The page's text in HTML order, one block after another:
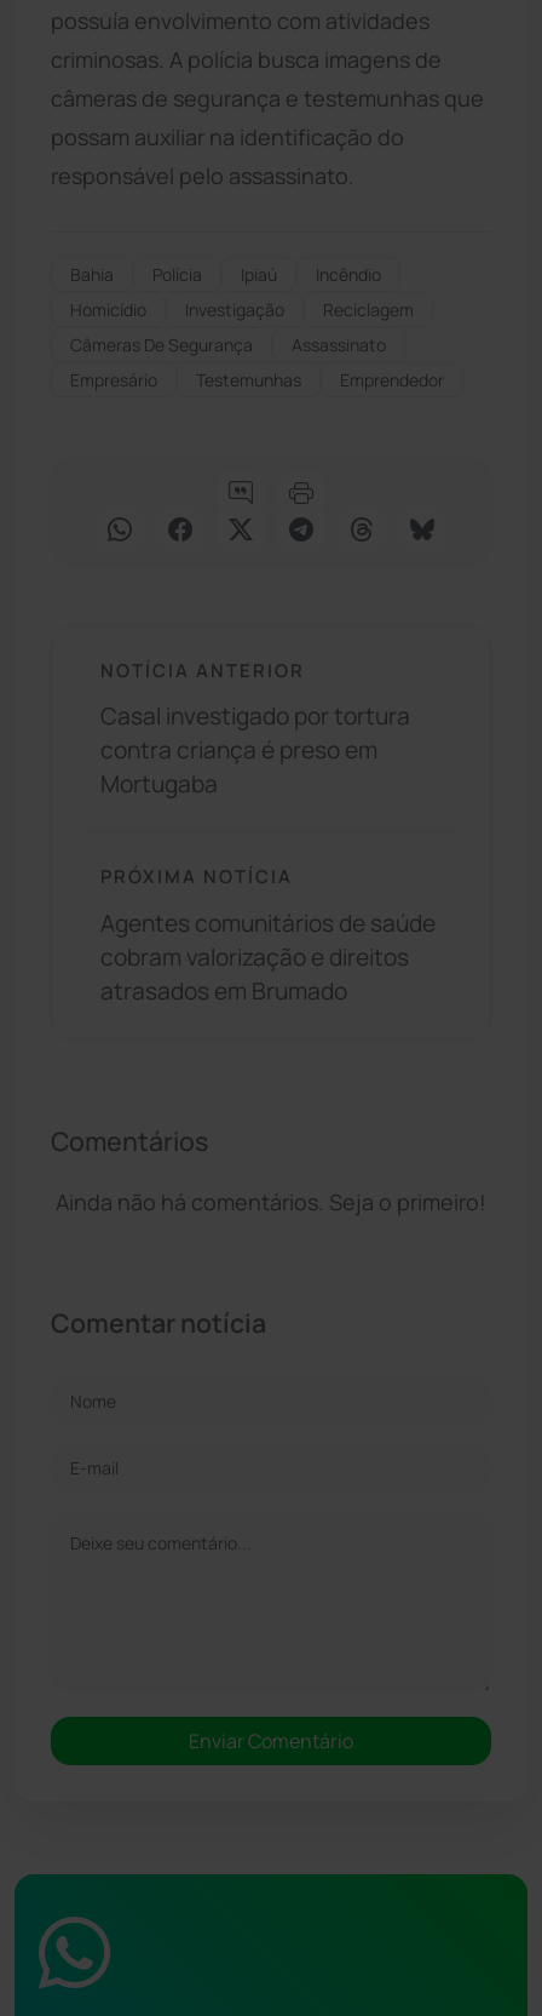
possuía envolvimento com atividades
criminosas. A polícia busca imagens de
câmeras de segurança e testemunhas que
possam auxiliar na identificação do
responsável pelo assassinato.
Bahia Polícia Ipiaú
Incêndio
Homicídio
Investigação
Reciclagem
Câmeras De Segurança
Assassinato
Empresário
Testemunhas Emprendedor
NOTÍCIA ANTERIOR
Casal investigado por tortura
contra criança é preso em
Mortugaba
PRÓXIMA NOTÍCIA
Agentes comunitários de saúde
cobram valorização e direitos
atrasados em Brumado
Comentários
Ainda não há comentários. Seja o primeiro!
Comentar notícia